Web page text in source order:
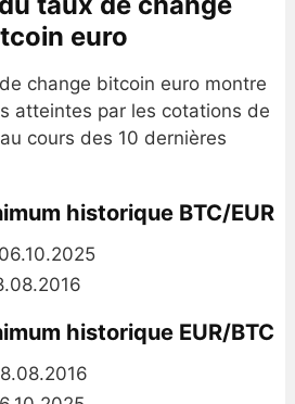
euro
change bitcoin euro montre
atteintes par les cotations de
cours des 10 dernières
historique BTC/EUR
historique EUR/BTC